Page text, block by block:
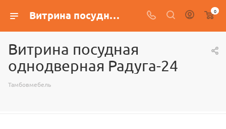
Витрина посудная однодверная Радуга-24 0
Витрина посудная
однодверная Радуга-24
Тамбовмебель